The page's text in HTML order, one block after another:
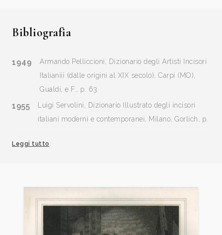
Bibliografia
1949
Armando Pelliccioni, Dizionario degli Artisti Incisori
Italianiii (dalle origini al XIX secolo), Carpi (MO),
Gualdi, e F., p. 63
1955
Luigi Servolini, Dizionario Illustrato degli incisori
italiani moderni e contemporanei, Milano, Gorlich, p.
1999
Zeno Davoli, La Raccolta di Stampe “Angelo Davoli”,
Leggi tutto